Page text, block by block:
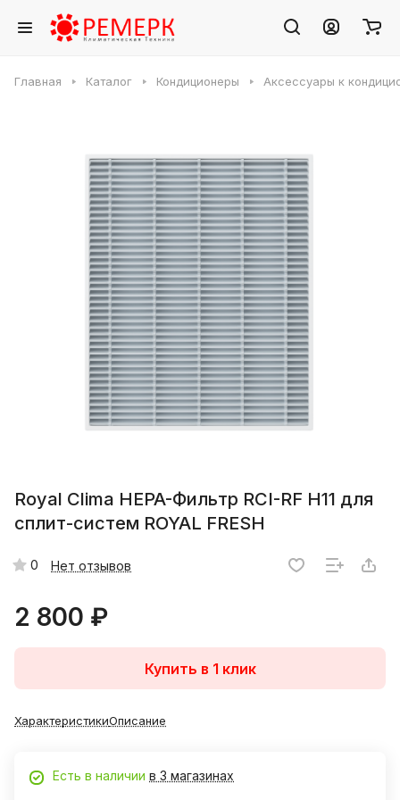
Главная Каталог Кондиционеры Аксессуары к
Royal Clima HEPA-Фильтр RCI-RF H11 для
сплит-систем ROYAL FRESH
0 Нет отзывов
2 800 ₽
Купить в 1 клик
ХарактеристикиОписание
Есть в наличии в 3 магазинах